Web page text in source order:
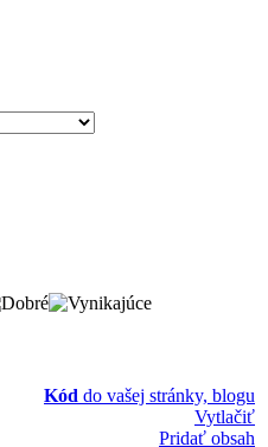
Kód do vašej stránky, blogu
Vytlačiť
Pridať obsah